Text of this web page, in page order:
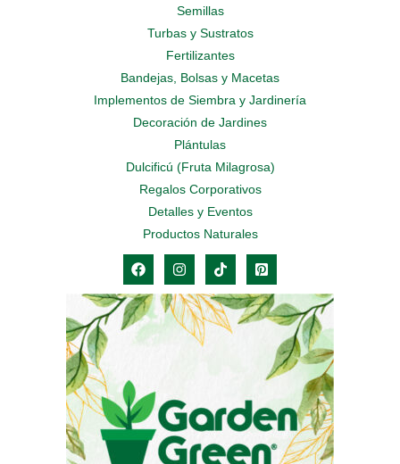
Semillas
Turbas y Sustratos
Fertilizantes
Bandejas, Bolsas y Macetas
Implementos de Siembra y Jardinería
Decoración de Jardines
Plántulas
Dulcificú (Fruta Milagrosa)
Regalos Corporativos
Detalles y Eventos
Productos Naturales